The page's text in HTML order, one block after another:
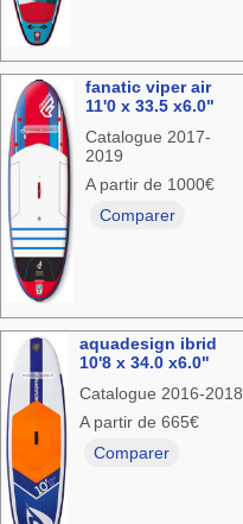
fanatic viper air
11'0 x 33.5 x6.0"
Catalogue 2017-
2019
A partir de 1000€
Comparer
aquadesign ibrid
10'8 x 34.0 x6.0"
Catalogue 2016-2018
A partir de 665€
Comparer